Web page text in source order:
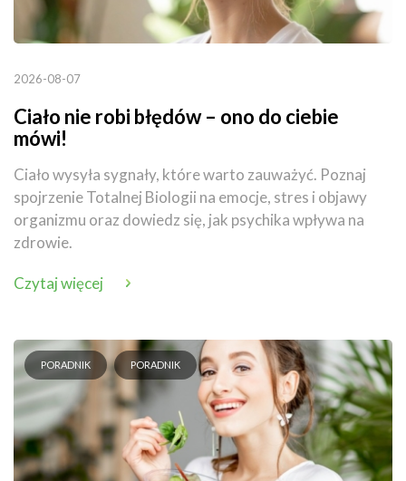
2026-08-07
Ciało nie robi błędów – ono do ciebie
mówi!
Ciało wysyła sygnały, które warto zauważyć. Poznaj
spojrzenie Totalnej Biologii na emocje, stres i objawy
organizmu oraz dowiedz się, jak psychika wpływa na
zdrowie.
Czytaj więcej
PORADNIK PORADNIK